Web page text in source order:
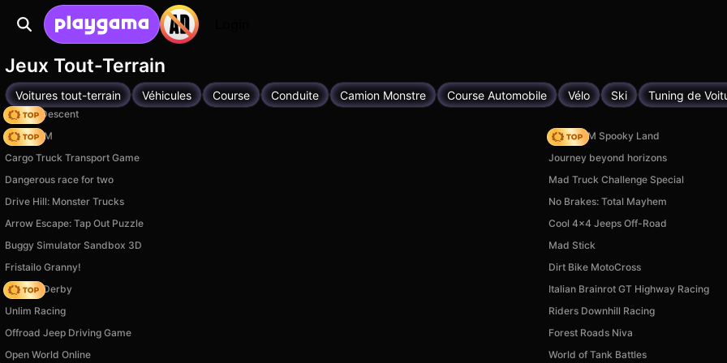
Jeux Tout-Terrain
Voitures tout-terrain Véhicules Course Conduite Camion Monstre Course Automobile Vélo Ski Tuning de
Deadly Descent
Moto X3M
Moto X3M Spooky Land
Cargo Truck Transport Game
Journey beyond horizons
Dangerous race for two
Mad Truck Challenge Special
Drive Hill: Monster Trucks
No Brakes: Total Mayhem
Arrow Escape: Tap Out Puzzle
Cool 4x4 Jeeps Off-Road
Buggy Simulator Sandbox 3D
Mad Stick
Fristailo Granny!
Dirt Bike MotoCross
Zombie Derby
Italian Brainrot GT Highway Racing
Unlim Racing
Riders Downhill Racing
Offroad Jeep Driving Game
Forest Roads Niva
Open World Online
World of Tank Battles